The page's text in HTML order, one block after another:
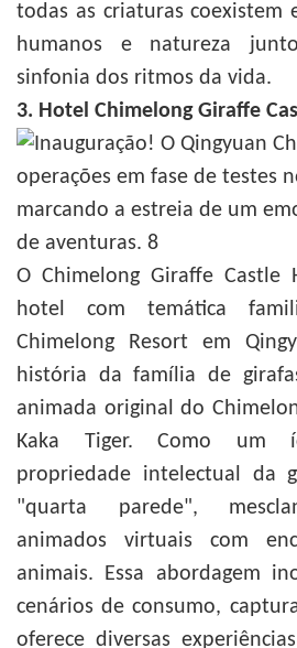
todas as criaturas coexistem
humanos e natureza
sinfonia dos ritmos da vida.
3. Hotel Chimelong Giraffe
O Chimelong Giraffe
hotel com temática
Chimelong Resort em
história da família de
animada original do
Kaka Tiger. Como um
propriedade intelectual da
"quarta parede",
animados virtuais com
animais. Essa abordagem
cenários de consumo,
oferece diversas